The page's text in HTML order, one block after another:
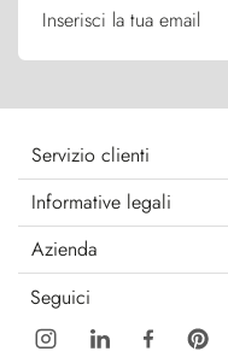
Inserisci la tua email
Servizio clienti
Informative legali
Azienda
Seguici